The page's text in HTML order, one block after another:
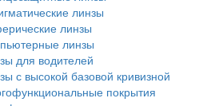
линзы
линзы
линзы
для водителей
с высокой базовой кривизной
покрытия